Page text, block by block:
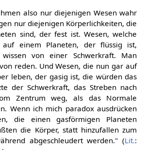
also nur diejenigen Wesen wahr
nur diejenigen Körperlichkeiten, die
sind, der fest ist. Wesen, welche
auf einem Planeten, der flüssig ist,
von einer Schwerkraft. Man
reden. Und Wesen, die nun gar auf
leben, der gasig ist, die würden das
der Schwerkraft, das Streben nach
Zentrum weg, als das Normale
Wenn ich mich paradox ausdrücken
die einen gasförmigen Planeten
die Körper, statt hinzufallen zum
abgeschleudert werden." (Lit.: